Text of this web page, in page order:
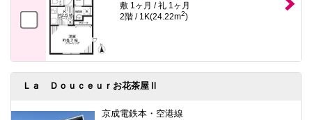
敷 1ヶ月 / 礼 1ヶ月
2階 / 1K(24.22m2)
Ｌａ Ｄｏｕｃｅｕｒお花茶屋Ⅱ
京成電鉄本・空港線